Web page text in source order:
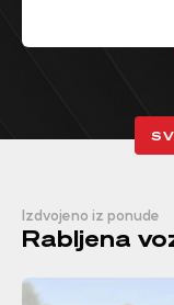
Izdvojeno iz ponude
Rabljena